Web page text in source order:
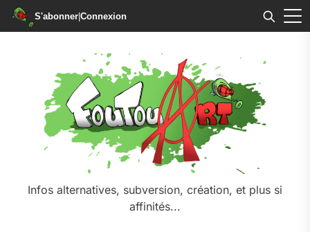
S'abonner|Connexion
Infos alternatives, subversion, création, et plus si
affinités...